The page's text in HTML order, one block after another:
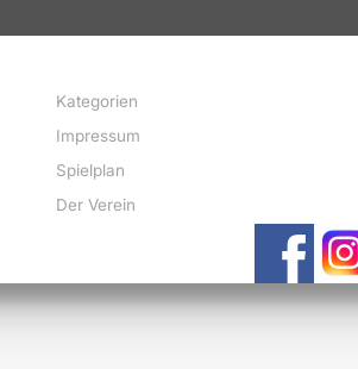
Kategorien
Impressum
Spielplan
Der Verein